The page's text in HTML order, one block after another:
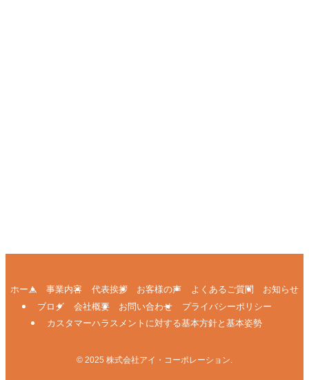
ホーム 事業内容 代表挨拶 お客様の声 よくあるご質問
お知らせ
ブログ
会社概要 お問い合わせ
プライバシーポリシー
カスタマーハラスメントに対する基本方針と基本姿勢
© 2025 株式会社アイ・コーポレーション.